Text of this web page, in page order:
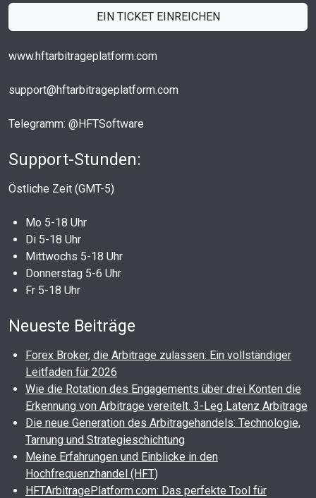
EIN TICKET EINREICHEN
www.hftarbitrageplatform.com
support@hftarbitrageplatform.com
Telegramm: @HFTSoftware
Support-Stunden:
Östliche Zeit (GMT-5)
Mo 5-18 Uhr
Di 5-18 Uhr
Mittwochs 5-18 Uhr
Donnerstag 5-6 Uhr
Fr 5-18 Uhr
Neueste Beiträge
Forex Broker, die Arbitrage zulassen: Ein vollständiger
Leitfaden für 2026
Wie die Rotation des Engagements über drei Konten die
Erkennung von Arbitrage vereitelt. 3-Leg Latenz Arbitrage
Die neue Generation des Arbitragehandels: Technologie,
Tarnung und Strategieschichtung
Meine Erfahrungen und Einblicke in den
Hochfrequenzhandel (HFT)
HFTArbitragePlatform.com: Das perfekte Tool für